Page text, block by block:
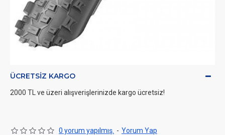
ÜCRETSIZ KARGO
2000 TL ve üzeri alışverişlerinizde kargo ücretsiz!
0 yorum yapılmış. - Yorum Yap